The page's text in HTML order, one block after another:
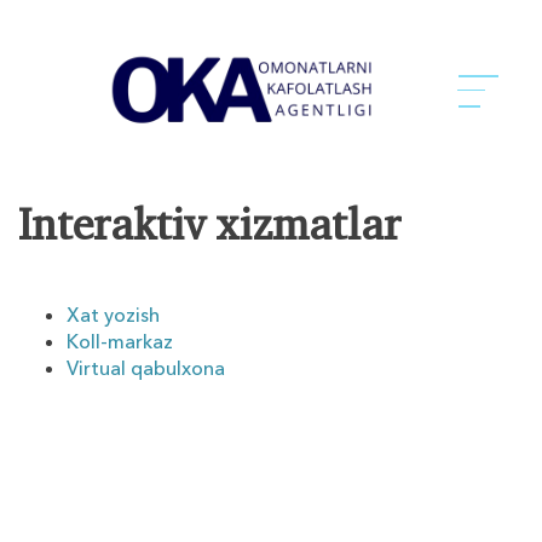
Interaktiv xizmatlar
Xat yozish
Koll-markaz
Virtual qabulxona